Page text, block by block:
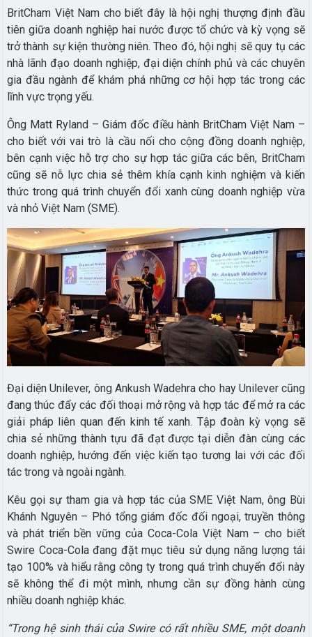
BritCham Việt Nam cho biết đây là hội nghị thượng định đầu
tiên giữa doanh nghiệp hai nước được tổ chức và kỳ vọng sẽ
trở thành sự kiện thường niên. Theo đó, hội nghị sẽ quy tụ các
nhà lãnh đạo doanh nghiệp, đại diện chính phủ và các chuyên
gia đầu ngành để khám phá những cơ hội hợp tác trong các
lĩnh vực trọng yếu.
Ông Matt Ryland – Giám đốc điều hành BritCham Việt Nam –
cho biết với vai trò là cầu nối cho cộng đồng doanh nghiệp,
bên cạnh việc hỗ trợ cho sự hợp tác giữa các bên, BritCham
cũng sẽ nỗ lực chia sẻ thêm khía cạnh kinh nghiệm và kiến
thức trong quá trình chuyển đổi xanh cùng doanh nghiệp vừa
và nhỏ Việt Nam (SME).
Đại diện Unilever, ông Ankush Wadehra cho hay Unilever cũng
đang thúc đẩy các đối thoại mở rộng và hợp tác để mở ra các
giải pháp liên quan đến kinh tế xanh. Tập đoàn kỳ vọng sẽ
chia sẻ những thành tựu đã đạt được tại diễn đàn cùng các
doanh nghiệp, hướng đến việc kiến tạo tương lai với các đối
tác trong và ngoài ngành.
Kêu gọi sự tham gia và hợp tác của SME Việt Nam, ông Bùi
Khánh Nguyên – Phó tổng giám đốc đối ngoại, truyền thông
và phát triển bền vững của Coca-Cola Việt Nam – cho biết
Swire Coca-Cola đang đặt mục tiêu sử dụng năng lượng tái
tạo 100% và hiểu rằng công ty trong quá trình chuyển đổi này
sẽ không thể đi một mình, nhưng cần sự đồng hành cùng
nhiều doanh nghiệp khác.
“Trong hệ sinh thái của Swire có rất nhiều SME, một doanh